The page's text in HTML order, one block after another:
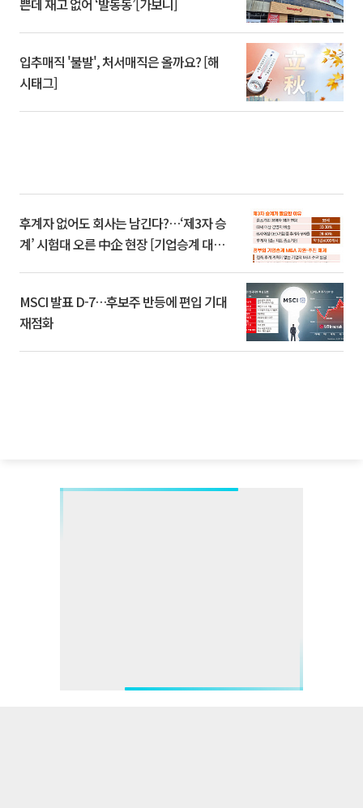
입추매직 '불발', 처서매직은 올까요? [해
시태그]
후계자 없어도 회사는 남긴다?…‘제3자 승
계’ 시험대 오른 中企 현장 [기업승계 대전
MSCI 발표 D-7…후보주 반등에 편입 기대
재점화